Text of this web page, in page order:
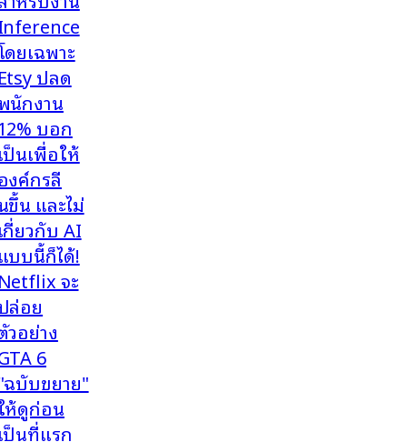
ดยเฉพาะ
Etsy ปลด
นักงาน
บอก
เป็นเพื่อให้
องค์กรลี
ขึ้น และไม่
เกี่ยวกับ AI
แบบนี้ก็ได้!
Netflix จะ
ล่อย
วอย่าง
6
ฉบับขยาย"
ห้ดูก่อน
เป็นที่แรก